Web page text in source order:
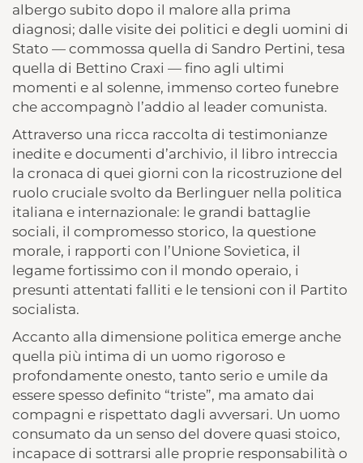
albergo subito dopo il malore alla prima
diagnosi; dalle visite dei politici e degli uomini di
Stato — commossa quella di Sandro Pertini, tesa
quella di Bettino Craxi — fino agli ultimi
momenti e al solenne, immenso corteo funebre
che accompagnò l’addio al leader comunista.
Attraverso una ricca raccolta di testimonianze
inedite e documenti d’archivio, il libro intreccia
la cronaca di quei giorni con la ricostruzione del
ruolo cruciale svolto da Berlinguer nella politica
italiana e internazionale: le grandi battaglie
sociali, il compromesso storico, la questione
morale, i rapporti con l’Unione Sovietica, il
legame fortissimo con il mondo operaio, i
presunti attentati falliti e le tensioni con il Partito
socialista.
Accanto alla dimensione politica emerge anche
quella più intima di un uomo rigoroso e
profondamente onesto, tanto serio e umile da
essere spesso definito “triste”, ma amato dai
compagni e rispettato dagli avversari. Un uomo
consumato da un senso del dovere quasi stoico,
incapace di sottrarsi alle proprie responsabilità o